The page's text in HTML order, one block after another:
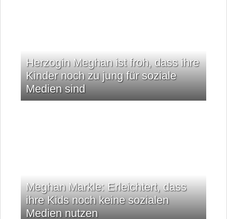
Herzogin Meghan ist froh, dass ihre
Kinder noch zu jung für soziale
Medien sind
Meghan Markle: Erleichtert, dass
ihre Kids noch keine sozialen
Medien nutzen